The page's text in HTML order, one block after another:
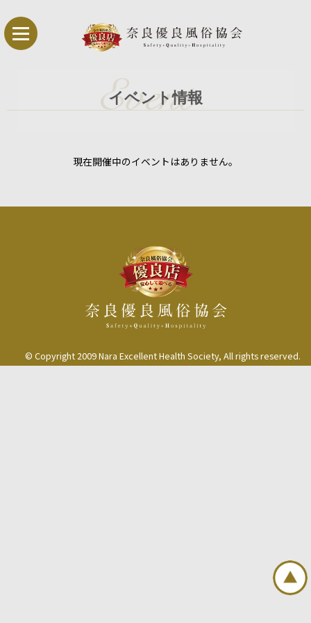
イベント情報
現在開催中のイベントはありません。
© Copyright 2009 Nara Excellent Health Society, All rights reserved.